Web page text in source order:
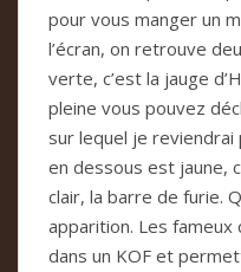
pour vous manger un
l’écran, on retrouve
verte, c’est la jauge
pleine vous pouvez
sur lequel je reviendrai
en dessous est jaune,
clair, la barre de furie.
apparition. Les fameux
dans un KOF et